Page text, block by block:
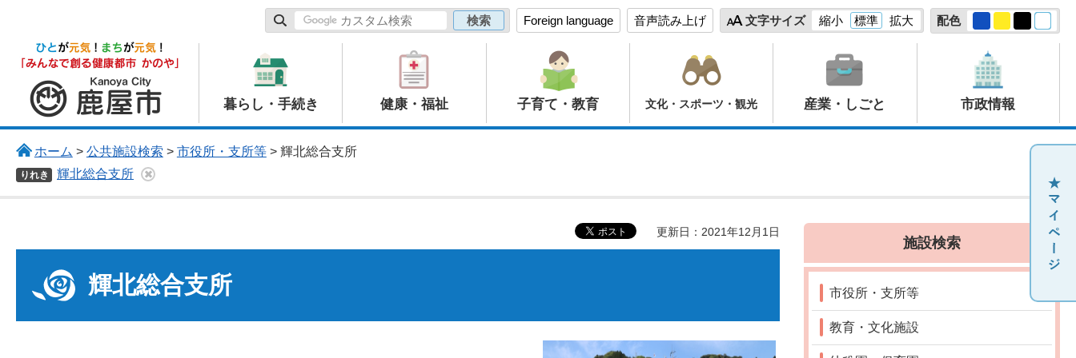
Foreign language 音声読み上げ 文字サイズ 縮小 標準 拡大 配色
鹿屋市
暮らし・手続き 健康・福祉 子育て・教育 文化・スポーツ・観光 産業・しごと 市政情報
ホーム > 公共施設検索 > 市役所・支所等> 輝北総合支所
りれき 輝北総合支所
更新日：2021年12月1日
輝北総合支所
施設検索
市役所・支所等
教育・文化施設